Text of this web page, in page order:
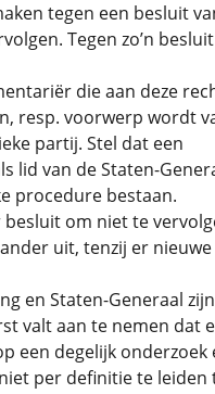
tegen een besluit
Tegen zo’n
die aan deze
resp. voorwerp wordt
partij. Stel dat een
lid van de Staten-
procedure bestaan.
om niet te
uit, tenzij er
en Staten-Generaal
valt aan te nemen dat
een degelijk onderzoek
per definitie te leiden